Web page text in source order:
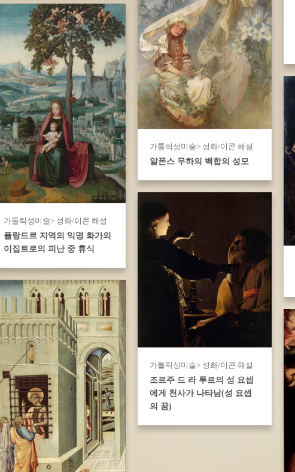
가톨릭성미술> 성화/이콘 해설
알폰스 무하의 백합의 성모
가톨릭성미술> 성화/이콘 해설
플랑드르 지역의 익명 화가의
이집트로의 피난 중 휴식
가톨릭성미술> 성화/이콘 해설
조르주 드 라 투르의 성 요셉
에게 천사가 나타남(성 요셉
의 꿈)